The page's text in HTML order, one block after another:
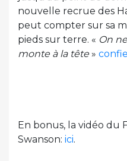
nouvelle recrue des
peut compter sur sa
pieds sur terre. « On
monte à la tête»
En bonus, la vidéo du
Swanson: ici.